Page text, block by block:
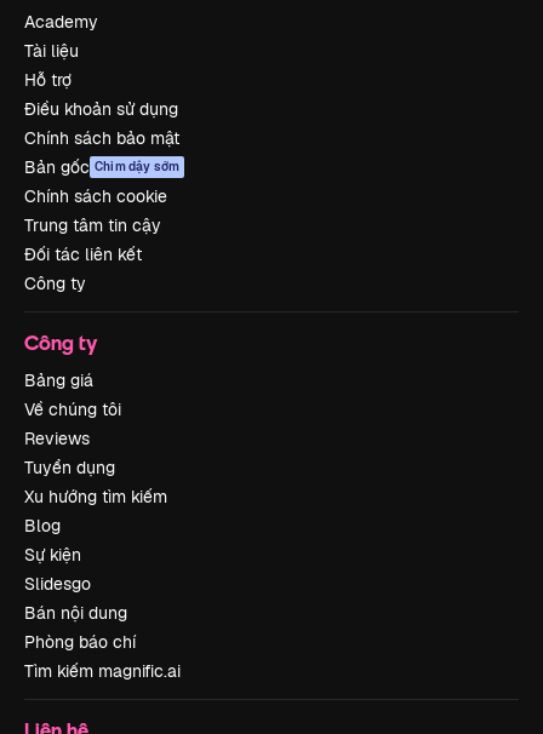
Academy
Tài liệu
Hỗ trợ
Điều khoản sử dụng
Chính sách bảo mật
Bản gốc Chim dậy sớm
Chính sách cookie
Trung tâm tin cậy
Đối tác liên kết
Công ty
Công ty
Bảng giá
Về chúng tôi
Reviews
Tuyển dụng
Xu hướng tìm kiếm
Blog
Sự kiện
Slidesgo
Bán nội dung
Phòng báo chí
Tìm kiếm magnific.ai